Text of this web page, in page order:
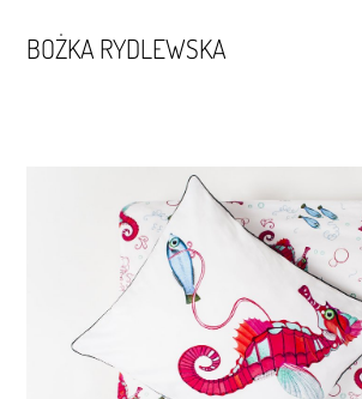
BOŻKA RYDLEWSKA